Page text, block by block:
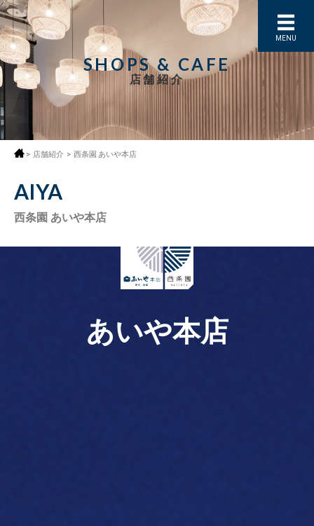
SHOPS & CAFE
店舗紹介
> 店舗紹介 > 西条園 あいや本店
AIYA
西条園 あいや本店
あいや本店
MENU